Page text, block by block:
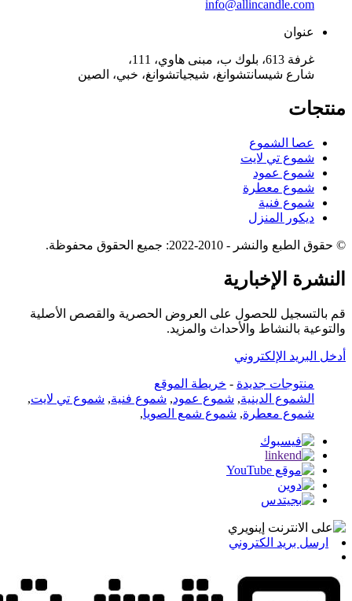
info@allincandle.com
عنوان
غرفة 613، بلوك ب، مبنى هاوي، 111،
شارع شيسانتشوانغ، شيجياتشوانغ، خبي، الصين
منتجات
عصا الشموع
شموع تي لايت
شموع عمود
شموع معطرة
شموع فنية
ديكور المنزل
© حقوق الطبع والنشر - 2010-2022: جميع الحقوق محفوظة.
النشرة الإخبارية
قم بالتسجيل للحصول على العروض الحصرية والقصص الأصلية
والتوعية بالنشاط والأحداث والمزيد.
أدخل البريد الإلكتروني
منتوجات جديدة - خريطة الموقع
الشموع الدينية, شموع عمود, شموع فنية, شموع تي لايت,
شموع معطرة, شموع شمع الصويا,
ارسل بريد الكتروني